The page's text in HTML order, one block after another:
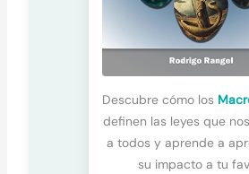
Descubre cómo los
definen las leyes que
a todos y aprende a
su impacto a tu